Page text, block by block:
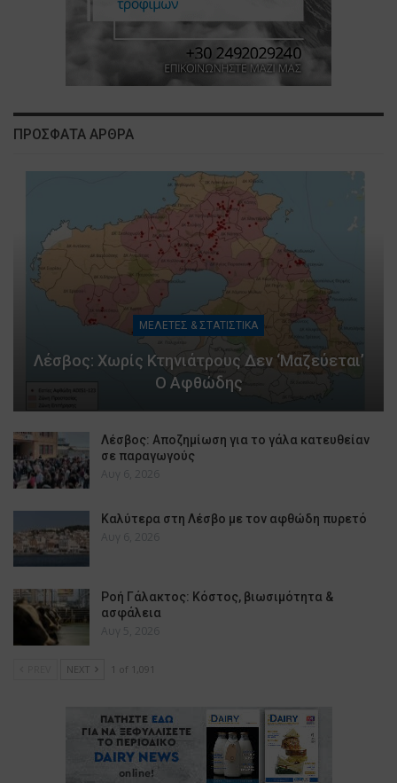
ΠΡΟΣΦΑΤΑ ΑΡΘΡΑ
ΜΕΛΕΤΕΣ & ΣΤΑΤΙΣΤΙΚΑ
Λέσβος: Χωρίς Κτηνιάτρους Δεν ‘μαζεύεται’
Ο Αφθώδης
Λέσβος: Αποζημίωση για το γάλα κατευθείαν
σε παραγωγούς
Αυγ 6, 2026
Καλύτερα στη Λέσβο με τον αφθώδη πυρετό
Αυγ 6, 2026
Ροή Γάλακτος: Κόστος, βιωσιμότητα &
ασφάλεια
Αυγ 5, 2026
NEXT 1 of 1,091